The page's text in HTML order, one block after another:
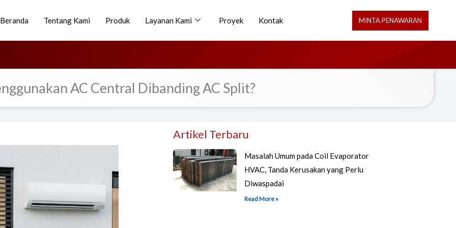
Beranda Tentang Kami Produk Layanan Kami Proyek Kontak MINTA PENAWARAN
AC Central Dibanding AC Split?
Artikel Terbaru
Masalah Umum pada Coil Evaporator
HVAC, Tanda Kerusakan yang Perlu
Diwaspadai
Read More »